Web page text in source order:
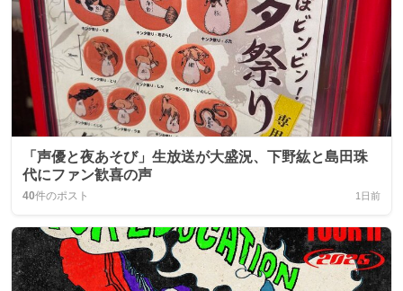
「声優と夜あそび」生放送が大盛況、下野紘と島田珠
代にファン歓喜の声
40件のポスト 1日前